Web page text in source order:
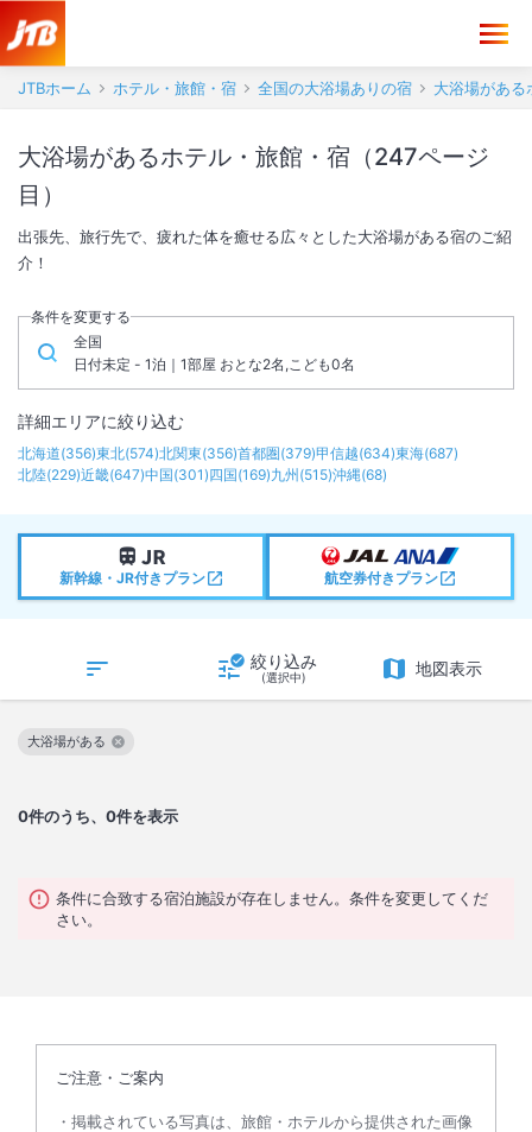
JTBホーム ホテル・旅館・宿 全国の大浴場ありの宿 大浴場がある
大浴場があるホテル・旅館・宿（247ページ
目）
出張先、旅行先で、疲れた体を癒せる広々とした大浴場がある宿のご紹
介！
条件を変更する
全国
日付未定 - 1泊｜1部屋 おとな2名,こども0名
詳細エリアに絞り込む
北海道(356)東北(574)北関東(356)首都圏(379)甲信越(634)東海(687)
北陸(229)近畿(647)中国(301)四国(169)九州 (515)沖縄(68)
新幹線・JR付きプラン 航空券付きプラン
絞り込み
(選択中) 地図表示
0件のうち、0件を表示
大浴場がある
この絞り込み条件を解除
条件に合致する宿泊施設が存在しません。条件を変更してくだ
さい。
ご注意・ご案内
掲載されている写真は、旅館・ホテルから提供された画像